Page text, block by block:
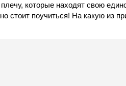
которые находят свою
стоит поучиться! На какую из